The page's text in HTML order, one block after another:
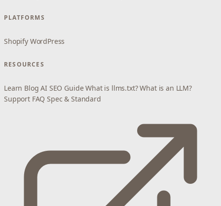
PLATFORMS
Shopify WordPress
RESOURCES
Learn Blog AI SEO Guide What is llms.txt? What is an LLM?
Support FAQ Spec & Standard